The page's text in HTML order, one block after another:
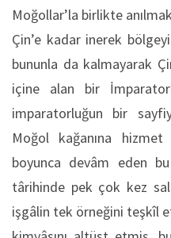
Moğollar’la birlikte
Çin’e kadar inerek
bununla da kalmayarak
içine alan bir
imparatorluğun bir
Moğol kağanına
boyunca devâm eden
târihinde pek çok kez
işgâlin tek örneğini teşkîl